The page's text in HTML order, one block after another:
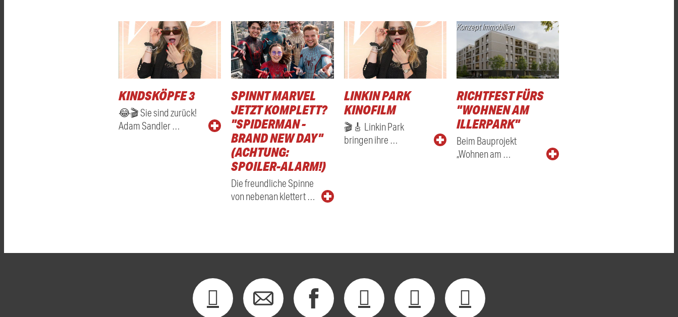
KINDSKÖPFE 3
😂🎬 Sie sind zurück!
Adam Sandler …
SPINNT MARVEL
JETZT KOMPLETT?
"SPIDERMAN -
BRAND NEW DAY"
(ACHTUNG:
SPOILER-ALARM!)
Die freundliche Spinne
von nebenan klettert …
LINKIN PARK
KINOFILM
🎬🎸 Linkin Park
bringen ihre …
Konzept Immobilien
RICHTFEST FÜRS
"WOHNEN AM
ILLERPARK"
Beim Bauprojekt
„Wohnen am …